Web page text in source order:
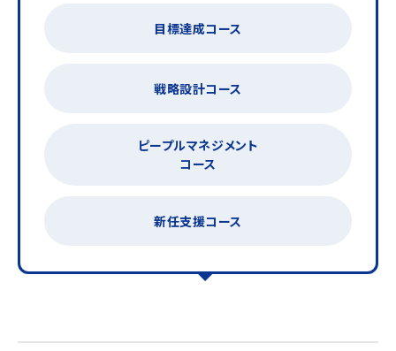
目標達成コース
戦略設計コース
ピープルマネジメント
コース
新任支援コース